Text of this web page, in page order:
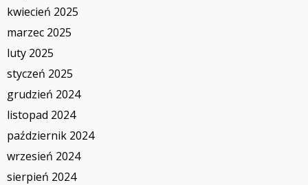
kwiecień 2025
marzec 2025
luty 2025
styczeń 2025
grudzień 2024
listopad 2024
październik 2024
wrzesień 2024
sierpień 2024